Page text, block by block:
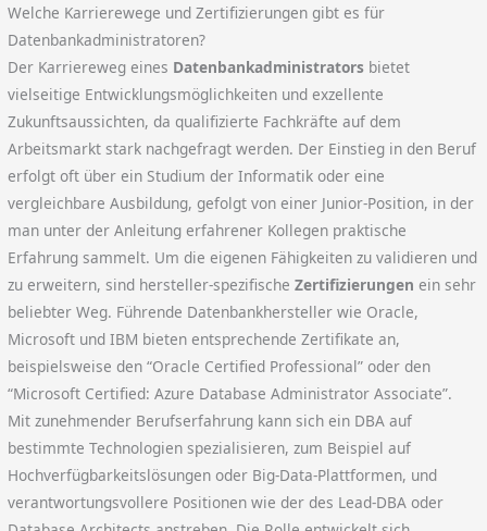
Welche Karrierewege und Zertifizierungen gibt es für
Datenbankadministratoren?
Der Karriereweg eines Datenbankadministrators bietet
vielseitige Entwicklungsmöglichkeiten und exzellente
Zukunftsaussichten, da qualifizierte Fachkräfte auf dem
Arbeitsmarkt stark nachgefragt werden. Der Einstieg in den Beruf
erfolgt oft über ein Studium der Informatik oder eine
vergleichbare Ausbildung, gefolgt von einer Junior-Position, in der
man unter der Anleitung erfahrener Kollegen praktische
Erfahrung sammelt. Um die eigenen Fähigkeiten zu validieren und
zu erweitern, sind hersteller-spezifischeZertifizierungen ein sehr
beliebter Weg. Führende Datenbankhersteller wie Oracle,
Microsoft und IBM bieten entsprechende Zertifikate an,
beispielsweise den “Oracle Certified Professional” oder den
“Microsoft Certified: Azure Database Administrator Associate”.
Mit zunehmender Berufserfahrung kann sich ein DBA auf
bestimmte Technologien spezialisieren, zum Beispiel auf
Hochverfügbarkeitslösungen oder Big-Data-Plattformen, und
verantwortungsvollere Positionen wie der des Lead-DBA oder